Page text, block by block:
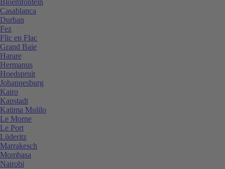
Casablanca
Durban
Fez
Flic en Flac
Grand Baie
Harare
Hermanus
Hoedspruit
Johannesburg
Kairo
Kapstadt
Katima Mulilo
Le Morne
Le Port
Lüderitz
Marrakesch
Mombasa
Nairobi